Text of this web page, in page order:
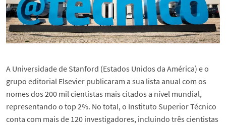
A Universidade de Stanford (Estados Unidos da América) e o
grupo editorial Elsevier publicaram a sua lista anual com os
nomes dos 200 mil cientistas mais citados a nível mundial,
representando o top 2%. No total, o Instituto Superior Técnico
conta com mais de 120 investigadores, incluindo três cientistas